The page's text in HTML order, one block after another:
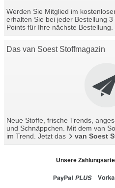
Werden Sie Mitglied im
erhalten Sie bei jeder Bestellung
Points für Ihre nächste Bestellung.
Das van Soest Stoffmagazin
Neue Stoffe, frische Trends,
und Schnäppchen. Mit dem van
im Trend. Jetzt das
van Soest
Unsere